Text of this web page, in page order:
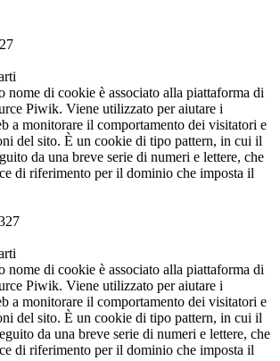
nome di cookie è associato alla piattaforma di
Piwik. Viene utilizzato per aiutare i
a monitorare il comportamento dei visitatori e
del sito. È un cookie di tipo pattern, in cui il
da una breve serie di numeri e lettere, che
di riferimento per il dominio che imposta il
nome di cookie è associato alla piattaforma di
Piwik. Viene utilizzato per aiutare i
a monitorare il comportamento dei visitatori e
del sito. È un cookie di tipo pattern, in cui il
da una breve serie di numeri e lettere, che
di riferimento per il dominio che imposta il